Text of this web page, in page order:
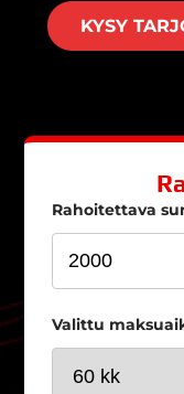
KYSY
Rahoitettava
Valittu